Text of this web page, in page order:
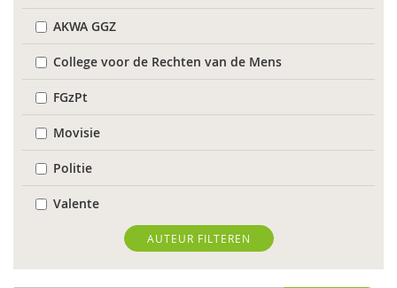
AKWA GGZ
College voor de Rechten van de Mens
FGzPt
Movisie
Politie
Valente
Suzan van der Aa
Wendy Albers
AUTEUR FILTEREN